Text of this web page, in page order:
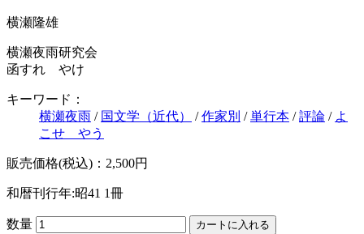
横瀬隆雄
横瀬夜雨研究会
函すれ やけ
キーワード：
横瀬夜雨 / 国文学（近代） /作家別 /単行本 /評論 / よ
こせ やう
販売価格(税込)：2,500円
和暦刊行年:昭41 1冊
数量